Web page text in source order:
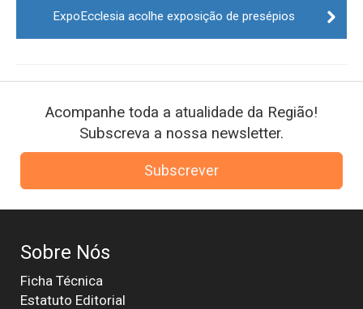
ExpoEcclesia acolhe exposição de presépios
Acompanhe toda a atualidade da Região!
Subscreva a nossa newsletter.
Subscrever
Sobre Nós
Ficha Técnica
Estatuto Editorial